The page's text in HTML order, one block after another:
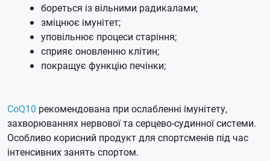
бореться із вільними радикалами;
зміцнює імунітет;
уповільнює процеси старіння;
сприяє оновленню клітин;
покращує функцію печінки;
CoQ10 рекомендована при ослабленні імунітету,
захворюваннях нервової та серцево-судинної системи.
Особливо корисний продукт для спортсменів під час
інтенсивних занять спортом.